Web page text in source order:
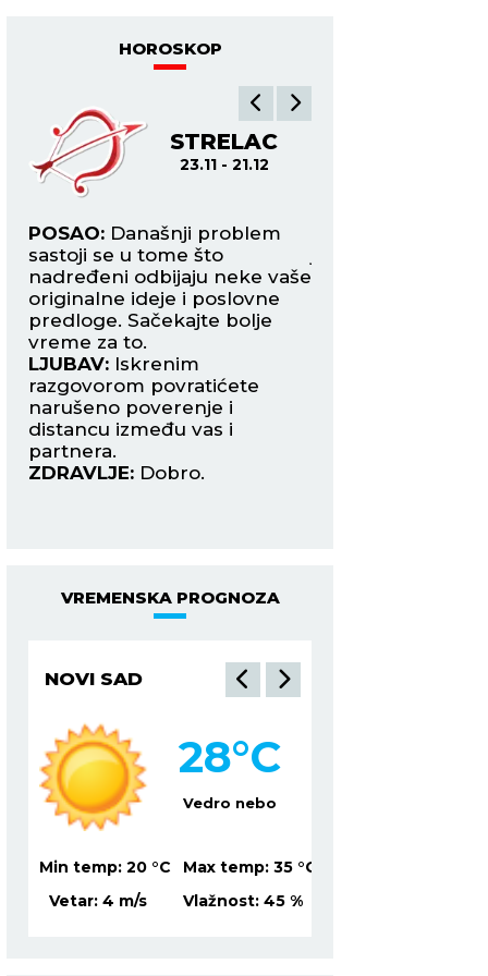
HOROSKOP
STRELAC
23.11 - 21.12
POSAO: Današnji problem
sastoji se u tome što
nadređeni odbijaju neke vaše
originalne ideje i poslovne
predloge. Sačekajte bolje
vreme za to.
LJUBAV: Iskrenim
razgovorom povratićete
narušeno poverenje i
distancu između vas i
partnera.
ZDRAVLJE: Dobro.
VREMENSKA PROGNOZA
NOVI SAD
Vedro nebo
28°C
Min temp: 20 °C Max temp: 35 °C
Vetar: 4 m/s Vlažnost: 45 %